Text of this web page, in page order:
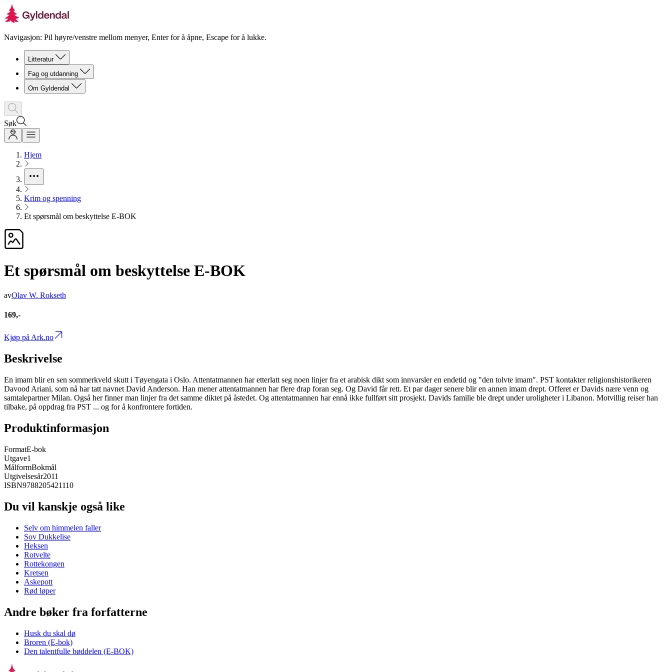
Navigasjon: Pil høyre/venstre mellom menyer, Enter for å åpne, Escape for å lukke.
Litteratur
Fag og utdanning
Om Gyldendal
Søk
Hjem
Krim og spenning
Et spørsmål om beskyttelse E-BOK
Et spørsmål om beskyttelse E-BOK
avOlav W. Rokseth
169,-
Kjøp på Ark.no
Beskrivelse
En imam blir en sen sommerkveld skutt i Tøyengata i Oslo. Attentatmannen har etterlatt seg noen linjer fra et arabisk dikt som innvarsler en endetid og "den tolvte imam". PST kontakter religionshistorikeren
Davood Ariani, som nå har tatt navnet David Anderson. Han mener attentatmannen har flere drap foran seg. Og David får rett. Et par dager senere blir en annen imam drept. Offeret er Davids nære venn og
samtalepartner Milan. Også her finner man linjer fra det samme diktet på åstedet. Og attentatmannen har ennå ikke fullført sitt prosjekt. Davids familie ble drept under uroligheter i Libanon. Motvillig reiser han
tilbake, på oppdrag fra PST ... og for å konfrontere fortiden.
Produktinformasjon
FormatE-bok
Utgave1
MålformBokmål
Utgivelsesår2011
ISBN9788205421110
Du vil kanskje også like
Selv om himmelen faller
Sov Dukkelise
Heksen
Rotvelte
Rottekongen
Kretsen
Askepott
Rød løper
Andre bøker fra forfatterne
Husk du skal dø
Broren (E-bok)
Den talentfulle bøddelen (E-BOK)